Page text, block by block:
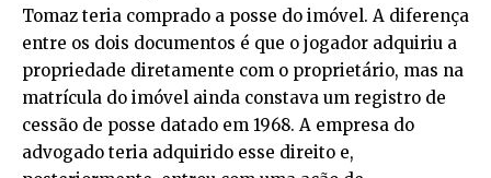
Tomaz teria comprado a posse do imóvel. A diferença
entre os dois documentos é que o jogador adquiriu a
propriedade diretamente com o proprietário, mas na
matrícula do imóvel ainda constava um registro de
cessão de posse datado em 1968. A empresa do
advogado teria adquirido esse direito e,